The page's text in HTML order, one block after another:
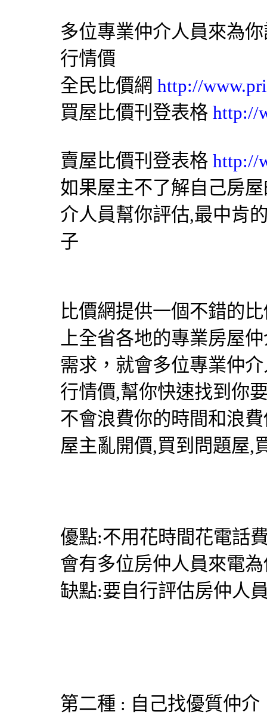
多位專業仲介人員來為
行情價
全民比價網 http://
買屋比價刊登表格 http://
賣屋比價刊登表格 http://
如果屋主不了解自己房
介人員幫你評估,最中肯
子
比價網提供一個不錯的
上全省各地的專業房屋
需求，就會多位專業仲
行情價,幫你快速找到你
不會浪費你的時間和浪
屋主亂開價,買到問題屋,
優點:不用花時間花電話
會有多位房仲人員來電
缺點:要自行評估房仲人
第二種 : 自己找優質仲介